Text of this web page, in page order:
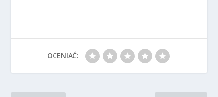
OCENIAĆ: